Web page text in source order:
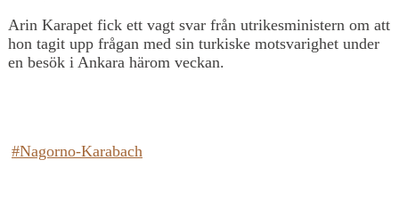
Arin Karapet fick ett vagt svar från utrikesministern om att
hon tagit upp frågan med sin turkiske motsvarighet under
en besök i Ankara härom veckan.
#Nagorno-Karabach